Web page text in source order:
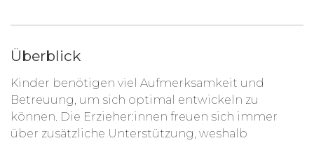
Überblick
Kinder benötigen viel Aufmerksamkeit und
Betreuung, um sich optimal entwickeln zu
können. Die Erzieher:innen freuen sich immer
über zusätzliche Unterstützung, weshalb